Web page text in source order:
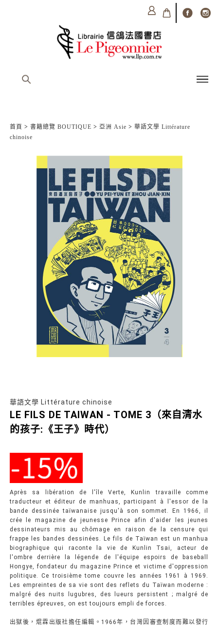
首頁 > 書籍總覽 BOUTIQUE > 亞洲 Asie > 華語文學 Littérature
chinoise
華語文學 Littérature chinoise
LE FILS DE TAIWAN - TOME 3（來自清水
的孩子:《王子》時代）
Après sa libération de l'île Verte, Kunlin travaille comme
traducteur et éditeur de manhuas, participant à l'essor de la
bande dessinée taïwanaise jusqu'à son sommet. En 1966, il
crée le magazine de jeunesse Prince afin d'aider les jeunes
dessinateurs mis au chômage en raison de la censure qui
frappe les bandes dessinées. Le fils de Taïwan est un manhua
biographique qui raconte la vie de Kunlin Tsai, acteur de
l'ombre derrière la légende de l'équipe espoirs de baseball
Hongye, fondateur du magazine Prince et victime d'oppression
politique. Ce troisième tome couvre les années 1961 à 1969.
Les empreintes de sa vie sont des reflets du Taïwan moderne :
malgré des nuits lugubres, des lueurs persistent ; malgré de
terribles épreuves, on est toujours empli de forces.
出獄後，焜霖出版社擔任編輯。1966年，台灣因審查制度而難以發行